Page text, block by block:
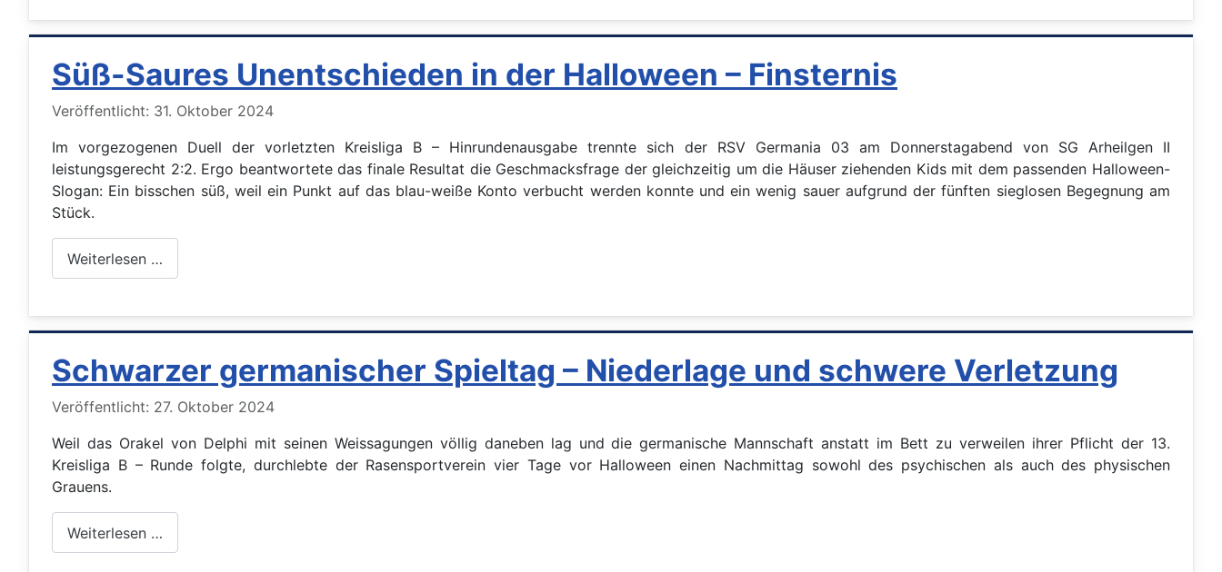
Süß-Saures Unentschieden in der Halloween – Finsternis
Details
Veröffentlicht: 31. Oktober 2024
Im vorgezogenen Duell der vorletzten Kreisliga B – Hinrundenausgabe trennte sich der RSV Germania 03 am Donnerstagabend von SG Arheilgen II
leistungsgerecht 2:2. Ergo beantwortete das finale Resultat die Geschmacksfrage der gleichzeitig um die Häuser ziehenden Kids mit dem passenden Halloween-
Slogan: Ein bisschen süß, weil ein Punkt auf das blau-weiße Konto verbucht werden konnte und ein wenig sauer aufgrund der fünften sieglosen Begegnung am
Stück.
Weiterlesen …
Schwarzer germanischer Spieltag – Niederlage und schwere Verletzung
Details
Veröffentlicht: 27. Oktober 2024
Weil das Orakel von Delphi mit seinen Weissagungen völlig daneben lag und die germanische Mannschaft anstatt im Bett zu verweilen ihrer Pflicht der 13.
Kreisliga B – Runde folgte, durchlebte der Rasensportverein vier Tage vor Halloween einen Nachmittag sowohl des psychischen als auch des physischen
Grauens.
Weiterlesen …